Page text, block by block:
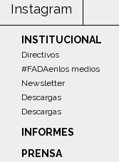
Instagram
INSTITUCIONAL
Directivos
#FADAenlos medios
Newsletter
Descargas
Descargas
INFORMES
PRENSA